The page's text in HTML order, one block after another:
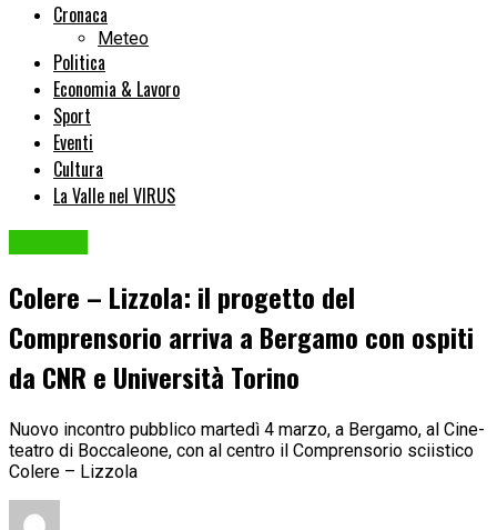
Cronaca
Meteo
Politica
Economia & Lavoro
Sport
Eventi
Cultura
La Valle nel VIRUS
Colere – Lizzola: il progetto del
Comprensorio arriva a Bergamo con ospiti
da CNR e Università Torino
Nuovo incontro pubblico martedì 4 marzo, a Bergamo, al Cine-
teatro di Boccaleone, con al centro il Comprensorio sciistico
Colere – Lizzola